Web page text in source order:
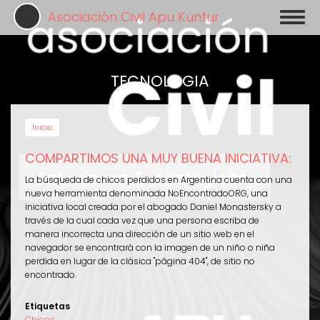
Pasar
contenido
principal
Asociación Civil Apu Kuntur
TECNOLOGIA
Inicio
COMPARTIMOS UNA MUY BUENA INICIATIVA:
La búsqueda de chicos perdidos en Argentina cuenta con una
nueva herramienta denominada NoEncontradoORG, una
iniciativa local creada por el abogado Daniel Monastersky a
través de la cual cada vez que una persona escriba de
manera incorrecta una dirección de un sitio web en el
navegador se encontrará con la imagen de un niño o niña
perdida en lugar de la clásica "página 404", de sitio no
encontrado.
Etiquetas